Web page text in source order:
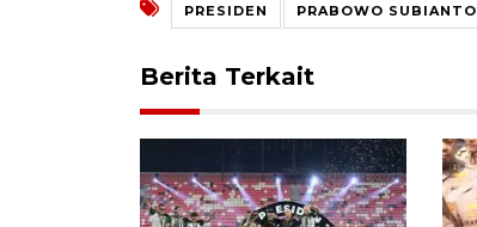
PRESIDEN PRABOWO SUBIANTO
Berita Terkait